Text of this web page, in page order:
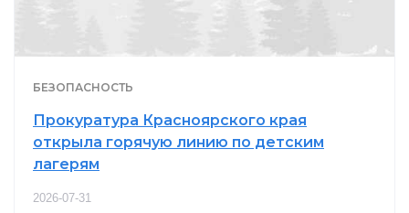
БЕЗОПАСНОСТЬ
Прокуратура Красноярского края
открыла горячую линию по детским
лагерям
2026-07-31